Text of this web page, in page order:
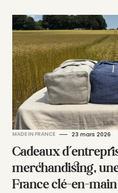
MADE IN FRANCE 23 mars 2026
Cadeaux
merchandising,
France clé-en-main